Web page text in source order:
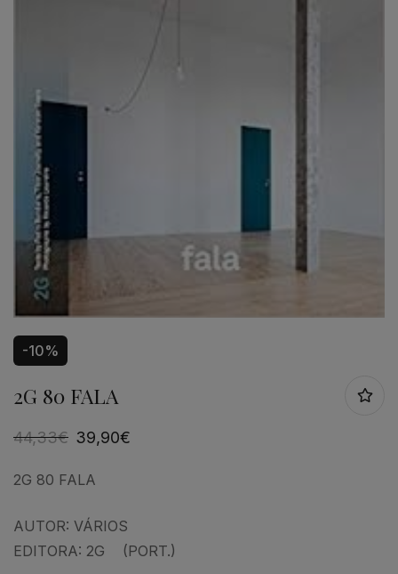
-10%
2G 80 FALA
44,33€ 39,90€
2G 80 FALA
AUTOR: VÁRIOS
EDITORA: 2G (PORT.)